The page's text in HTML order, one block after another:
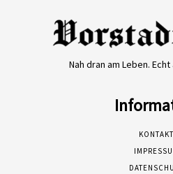
Nah dran am Leben.
KONTAKT